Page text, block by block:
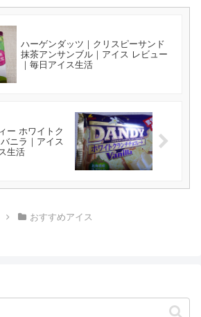
ハーゲンダッツ｜クリスピーサンド
抹茶アンサンブル｜アイス レビュー
｜毎日アイス生活
ー ホワイトク
ニラ｜アイス
生活
おすすめアイス